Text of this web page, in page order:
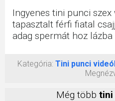
Ingyenes tini punci szex
tapasztalt férfi fiatal
adag spermát hoz
Kategória: Tini punci
Még több tini